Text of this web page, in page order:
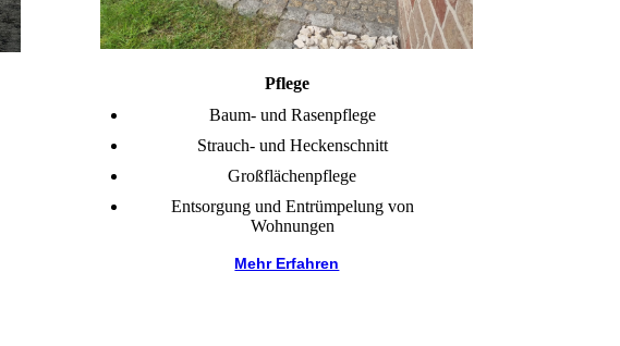
Pflege
Baum- und Rasenpflege
Strauch- und Heckenschnitt
Großflächenpflege
Entsorgung und Entrümpelung von
Wohnungen
Mehr Erfahren